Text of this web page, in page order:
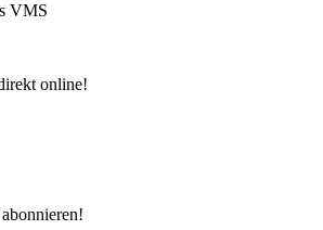
VMS
online!